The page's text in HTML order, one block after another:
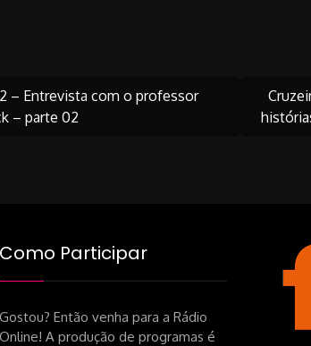
– Entrevista com o professor
– parte 02
Como Participar
Gostou? Então venha para a Rádio
Online! A produção de programas é